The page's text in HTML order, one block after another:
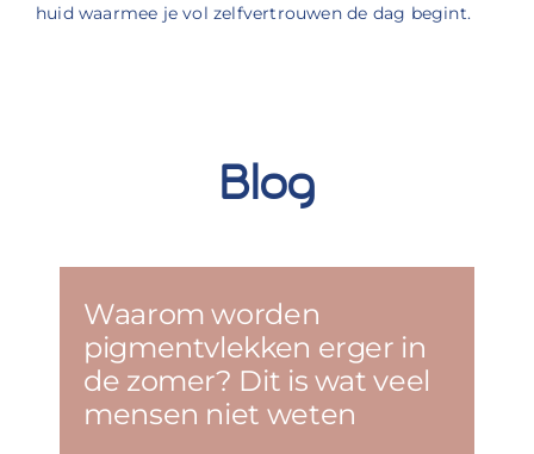
huid waarmee je vol zelfvertrouwen de dag begint.
Blog
Waarom worden
pigmentvlekken erger in
de zomer? Dit is wat veel
mensen niet weten